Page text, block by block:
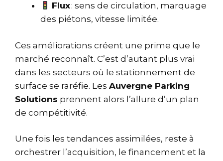
Flux: sens de circulation, marquage
des piétons, vitesse limitée.
Ces améliorations créent une prime que le
marché reconnaît. C’est d’autant plus vrai
dans les secteurs où le stationnement de
surface se raréfie. Les Auvergne Parking
Solutions prennent alors l’allure d’un plan
de compétitivité.
Une fois les tendances assimilées, reste à
orchestrer l’acquisition, le financement et la